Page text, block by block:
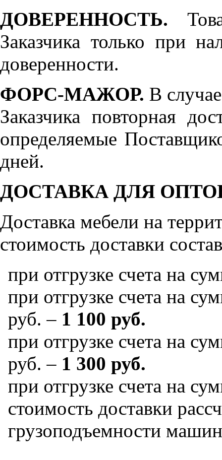
ДОВЕРЕННОСТЬ.
Заказчика только при
доверенности.
ФОРС-МАЖОР. В
Заказчика повторная
определяемые
дней.
ДОСТАВКА ДЛЯ
Доставка мебели на
стоимость доставки
при отгрузке счета на
при отгрузке счета на
руб. – 1 100 руб.
при отгрузке счета на
руб. – 1 300 руб.
при отгрузке счета на
стоимость доставки
грузоподъемности